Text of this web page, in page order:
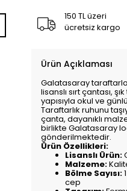
150 TL üzeri
ücretsiz kargo
Ürün Açıklaması
Galatasaray
lisanslı sırt çantası,
yapısıyla okul ve
Taraftarlık ruhunu
çanta, dayanıklı
birlikte Galatasaray
gönderilmektedir.
Ürün Özellikleri:
Lisanslı Ürün:
Malzeme:
Bölme Sayısı:
cep